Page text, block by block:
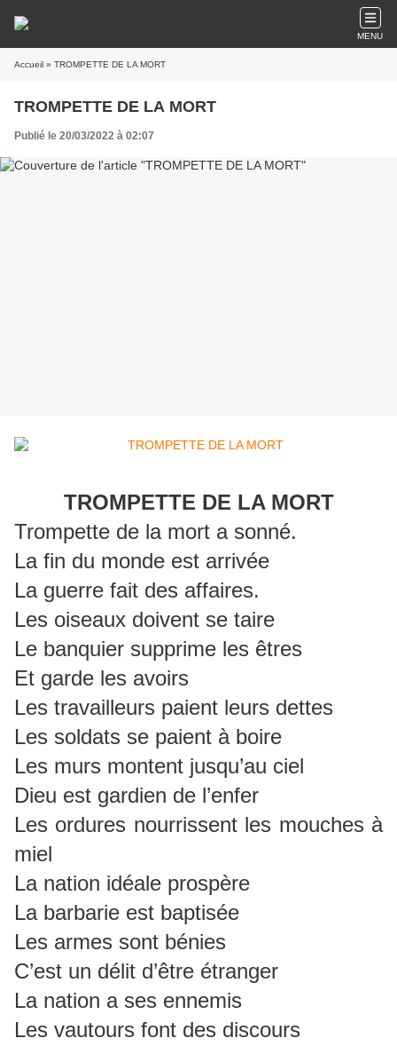
MENU
Accueil » TROMPETTE DE LA MORT
TROMPETTE DE LA MORT
Publié le 20/03/2022 à 02:07
TROMPETTE DE LA MORT
Trompette de la mort a sonné.
La fin du monde est arrivée
La guerre fait des affaires.
Les oiseaux doivent se taire
Le banquier supprime les êtres
Et garde les avoirs
Les travailleurs paient leurs dettes
Les soldats se paient à boire
Les murs montent jusqu’au ciel
Dieu est gardien de l’enfer
Les ordures nourrissent les mouches à
miel
La nation idéale prospère
La barbarie est baptisée
Les armes sont bénies
C’est un délit d’être étranger
La nation a ses ennemis
Les vautours font des discours